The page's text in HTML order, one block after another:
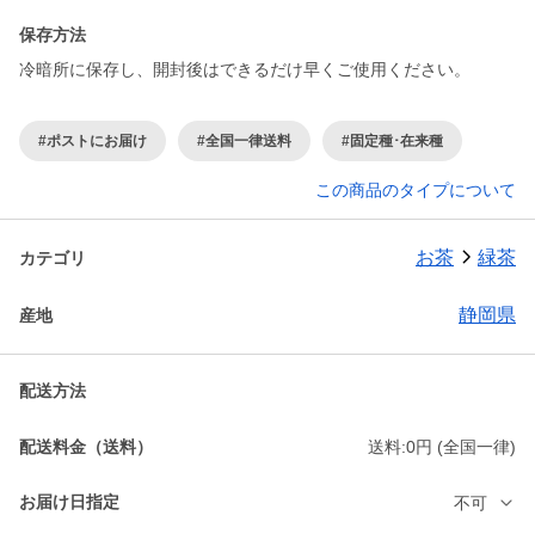
保存方法
冷暗所に保存し、開封後はできるだけ早くご使用ください。
#ポストにお届け #全国一律送料 #固定種･在来種
この商品のタイプについて
カテゴリ お茶 緑茶
産地 静岡県
配送方法
配送料金（送料） 送料:0円 (全国一律)
お届け日指定 不可